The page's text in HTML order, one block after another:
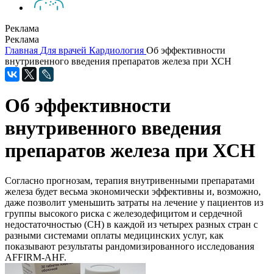
Реклама
Реклама
Главная Для врачей Кардиология Об эффективности
внутривенного введения препаратов железа при ХСН
Об эффективности
внутривенного введения
препаратов железа при ХСН
Согласно прогнозам, терапия внутривенными препаратами
железа будет весьма экономически эффективны и, возможно,
даже позволит уменьшить затраты на лечение у пациентов из
группы высокого риска с железодефицитом и сердечной
недостаточностью (СН) в каждой из четырех разных стран с
разными системами оплаты медицинских услуг, как
показывают результаты рандомизированного исследования
AFFIRM-AHF.